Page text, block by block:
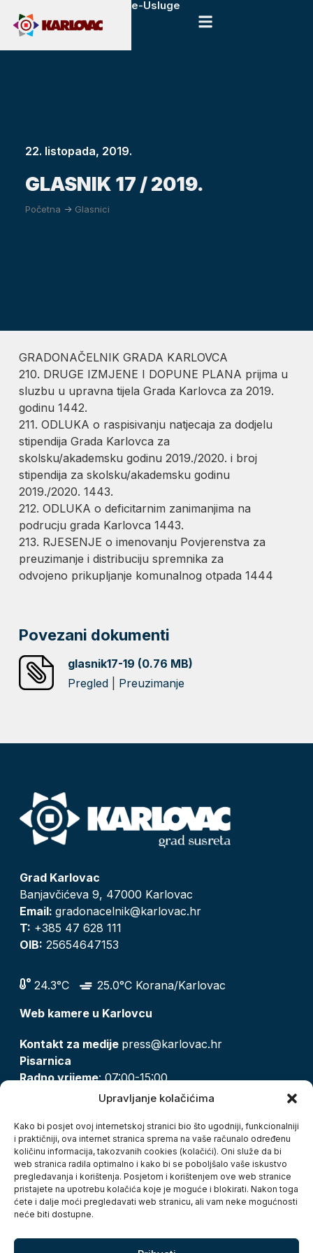
Upravljanje kolačićima
Kako bi posjet ovoj internetskoj stranici bio što ugodniji, funkcionalniji
i praktičniji, ova internet stranica sprema na vaše računalo određenu
količinu informacija, takozvanih cookies (kolačići). Oni služe da bi
web stranica radila optimalno i kako bi se poboljšalo vaše iskustvo
pregledavanja i korištenja. Posjetom i korištenjem ove web stranice
pristajete na upotrebu kolačića koje je moguće i blokirati. Nakon toga
ćete i dalje moći pregledavati web stranicu, ali vam neke mogućnosti
neće biti dostupne.
e-Usluge
22. listopada, 2019.
GLASNIK 17 / 2019.
Početna -> Glasnici
GRADONAČELNIK GRADA KARLOVCA
210. DRUGE IZMJENE I DOPUNE PLANA prijma u
sluzbu u upravna tijela Grada Karlovca za 2019.
godinu 1442.
211. ODLUKA o raspisivanju natjecaja za dodjelu
stipendija Grada Karlovca za
skolsku/akademsku godinu 2019./2020. i broj
stipendija za skolsku/akademsku godinu
2019./2020. 1443.
212. ODLUKA o deficitarnim zanimanjima na
podrucju grada Karlovca 1443.
213. RJESENJE o imenovanju Povjerenstva za
preuzimanje i distribuciju spremnika za
odvojeno prikupljanje komunalnog otpada 1444
Povezani dokumenti
glasnik17-19 (0.76 MB)
Pregled
Preuzimanje
Grad Karlovac
Banjavčićeva 9, 47000 Karlovac
Email: gradonacelnik@karlovac.hr
T: +385 47 628 111
OIB: 25654647153
24.3°C
25.0°C Korana/Karlovac
Web kamere u Karlovcu
Kontakt za medije press@karlovac.hr
Pisarnica
Radno vrijeme: 07:00-15:00
pisarnica@karlovac.hr
Zaštita osobnih podataka
Pristup informacijama
Kolačići
Izjava o pristupačnosti